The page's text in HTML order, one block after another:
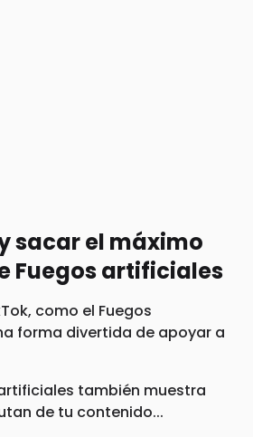
sacar el máximo
Fuegos artificiales
como el Fuegos
forma divertida de apoyar a
también muestra
de tu contenido...